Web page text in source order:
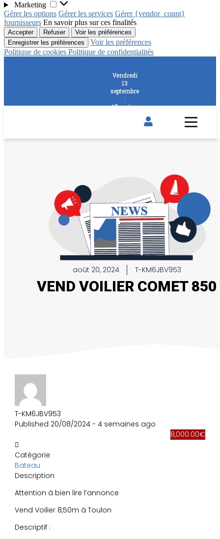
Marketing
Gérer les options Gérer les services Gérer {vendor_count}
fournisseurs En savoir plus sur ces finalités
Accepter Refuser
Voir les préférences
Enregistrer les préférences
Voir les préférences
Politique de cookies Politique de confidentialités
Vendredi
13
septembre
:
Allocution
et 2nd
Vendredi
13
septembre
:
Allocution
et 2nd
août 20, 2024 T-KM6JBV953
VEND VOILIER COMET 850
T-KM6JBV953
Published 20/08/2024 - 4 semaines ago
8,000.00€
Catégorie
Bateau
Description
Attention à bien lire l’annonce
Vend Voilier 8,50m à Toulon
Descriptif :